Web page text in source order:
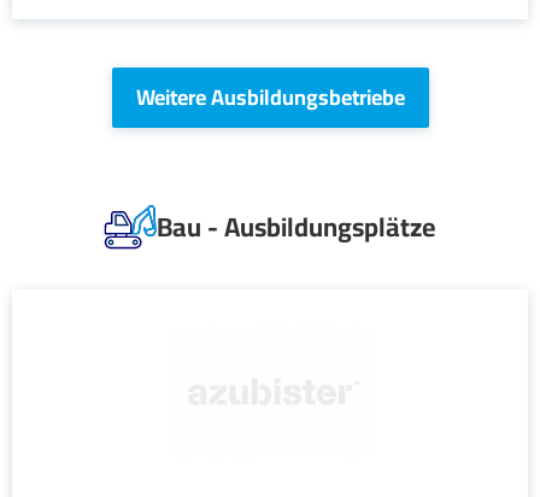
Weitere Ausbildungsbetriebe
Bau - Ausbildungsplätze